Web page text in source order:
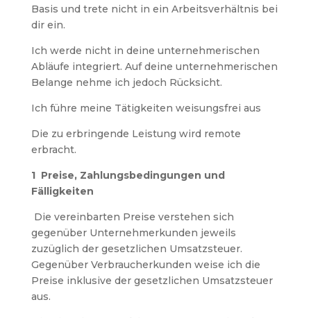
Basis und trete nicht in ein Arbeitsverhältnis bei
dir ein.
Ich werde nicht in deine unternehmerischen
Abläufe integriert. Auf deine unternehmerischen
Belange nehme ich jedoch Rücksicht.
Ich führe meine Tätigkeiten weisungsfrei aus
Die zu erbringende Leistung wird remote
erbracht.
1 Preise, Zahlungsbedingungen und
Fälligkeiten
Die vereinbarten Preise verstehen sich
gegenüber Unternehmerkunden jeweils
zuzüglich der gesetzlichen Umsatzsteuer.
Gegenüber Verbraucherkunden weise ich die
Preise inklusive der gesetzlichen Umsatzsteuer
aus.